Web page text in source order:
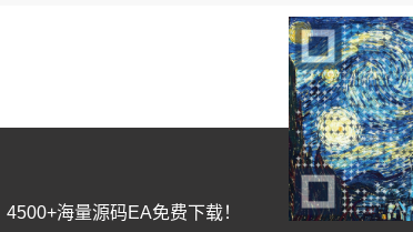
4500+海量源码EA免费下载！